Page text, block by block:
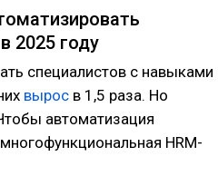
2025 году
специалистов с навыками
вырос в 1,5 раза. Но
автоматизация
HRM-